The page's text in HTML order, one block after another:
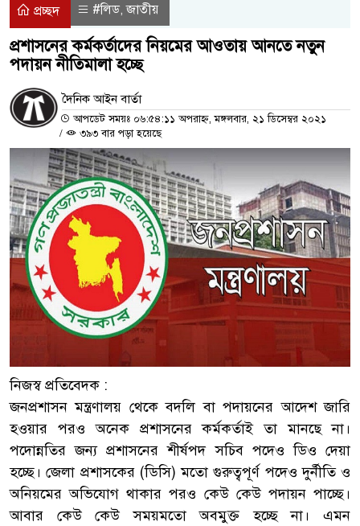
প্রচ্ছদ #লিড,জাতীয়
প্রশাসনের কর্মকর্তাদের নিয়মের আওতায় আনতে নতুন
পদায়ন নীতিমালা হচ্ছে
দৈনিক আইন বার্তা
আপডেট সময়ঃ ০৬:৫৪:১১ অপরাহ্ন, মঙ্গলবার, ২১ ডিসেম্বর ২০২১
/
৩৯৩ বার পড়া হয়েছে
নিজস্ব প্রতিবেদক :
জনপ্রশাসন মন্ত্রণালয় থেকে বদলি বা পদায়নের আদেশ জারি
হওয়ার পরও অনেক প্রশাসনের কর্মকর্তাই তা মানছে না।
পদোন্নতির জন্য প্রশাসনের শীর্ষপদ সচিব পদেও ডিও দেয়া
হচ্ছে। জেলা প্রশাসকের (ডিসি) মতো গুরুত্বপূর্ণ পদেও দুর্নীতি ও
অনিয়মের অভিযোগ থাকার পরও কেউ কেউ পদায়ন পাচ্ছে।
আবার কেউ কেউ সময়মতো অবমুক্ত হচ্ছে না। এমন